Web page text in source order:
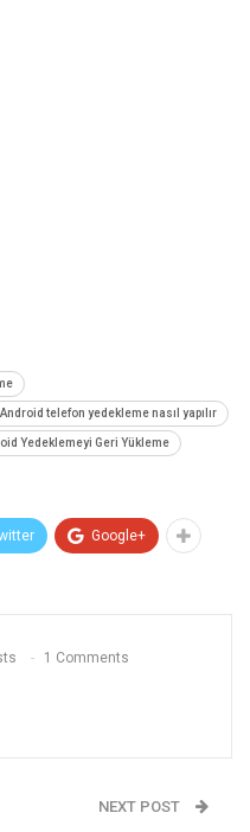
Android telefon yedekleme nasıl yapılır
Yedeklemeyi Geri Yükleme
Google+
1 Comments
NEXT POST